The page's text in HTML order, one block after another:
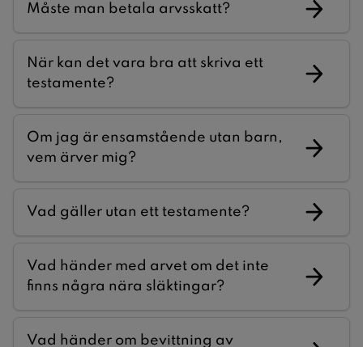
Måste man betala arvsskatt?
När kan det vara bra att skriva ett
testamente?
Om jag är ensamstående utan barn,
vem ärver mig?
Vad gäller utan ett testamente?
Vad händer med arvet om det inte
finns några nära släktingar?
Vad händer om bevittning av